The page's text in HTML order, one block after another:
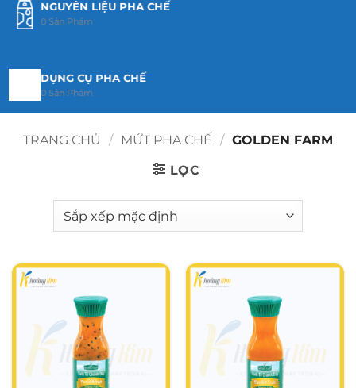
NGUYÊN LIỆU PHA CHẾ
0 Sản Phẩm
DỤNG CỤ PHA CHẾ
0 Sản Phẩm
HÀNG MỚI CẬP NHẬT
TRÀ PHA CHẾ
59 Sản Phẩm
SYRUP - SAUCE
280 Sản Phẩm
MỨT PHA CHẾ
192 Sản Phẩm
TRANG CHỦ / MỨT PHA CHẾ / GOLDEN FARM
LỌC